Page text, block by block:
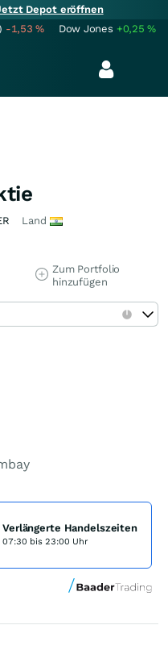
Depot eröffnen
-1,53% Dow Jones +0,25%
Land
Zum Portfolio
hinzufügen
Verlängerte Handelszeiten
07:30 bis 23:00 Uhr